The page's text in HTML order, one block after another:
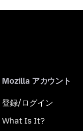
Mozilla アカウント
登録/ログイン
What Is It?